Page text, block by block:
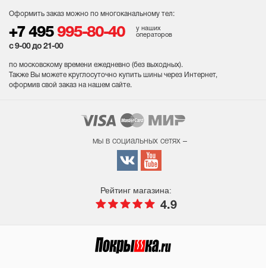
Оформить заказ можно по многоканальному тел:
+7 495 995-80-40
у наших
операторов
с 9-00 до 21-00
по московскому времени ежедневно (без выходных).
Также Вы можете круглосуточно купить шины через Интернет,
оформив свой заказ на нашем сайте.
мы в социальных сетях –
Рейтинг магазина:
4.9